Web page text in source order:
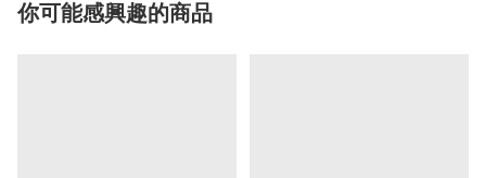
你可能感興趣的商品